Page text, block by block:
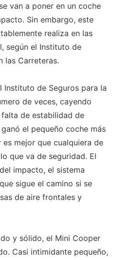
van a poner en un coche
Sin embargo, este
realiza en las
según el Instituto de
las Carreteras.
Instituto de Seguros para la
de veces, cayendo
de estabilidad de
el pequeño coche más
mejor que cualquiera de
que va de seguridad. El
impacto, el sistema
sigue el camino si se
de aire frontales y
y sólido, el Mini Cooper
Casi intimidante pequeño,